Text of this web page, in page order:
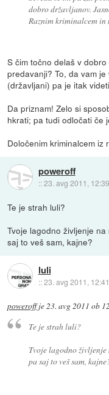
dobro državljanov.
Raznim kriminalcem in
S čim točno delaš v
predavanji? To, da vam
(državljani) pa je itak
Da priznam! Zelo si
hkrati; pa tudi odločati če
Določenim kriminalcem
poweroff
::23. avg 2011, 12:39
Te je strah luli?
Tvoje lagodno življenje
saj to veš sam, kajne?
luli
::23. avg 2011, 12:41
poweroffje23. avg 2011 ob
Te je strah luli?
Tvoje lagodno življenje
pa saj to veš sam,